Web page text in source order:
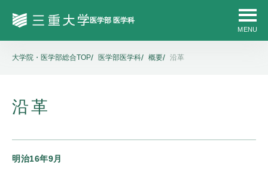
大学院・医学部総合TOP 医学部医学科 概要 沿革
沿革
明治16年9月